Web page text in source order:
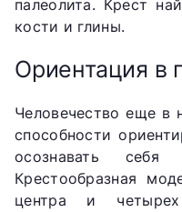
палеолита. Крест
кости и глины.
Ориентация в
Человечество еще в
способности
осознавать себя
Крестообразная
центра и четырех